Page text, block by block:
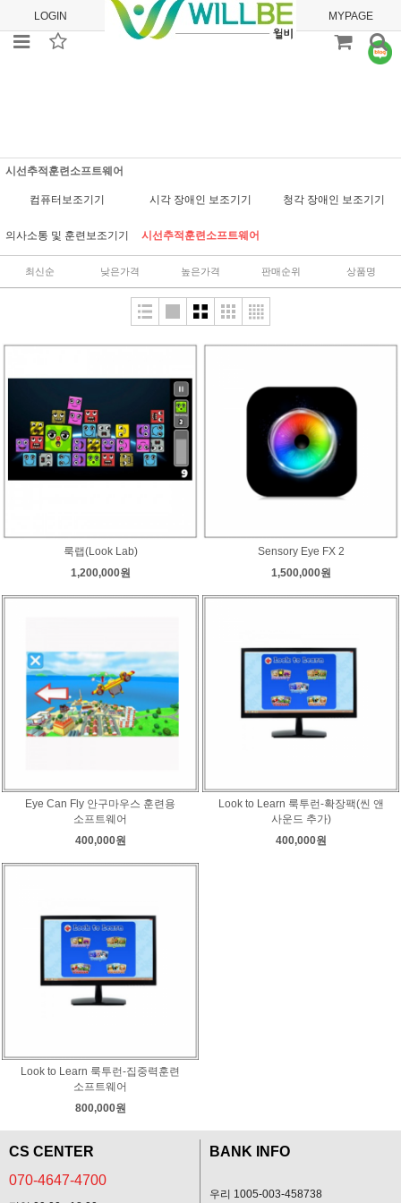
LOGIN JOIN ORDER MYPAGE
시선추적훈련소프트웨어
컴퓨터보조기기 시각 장애인 보조기기 청각 장애인 보조기기
의사소통 및 훈련보조기기 시선추적훈련소프트웨어
최신순 낮은가격 높은가격 판매순위 상품명
룩랩(Look Lab)
1,200,000원
Sensory Eye FX 2
1,500,000원
Eye Can Fly 안구마우스 훈련용
소프트웨어
400,000원
Look to Learn 룩투런-확장팩(씬 앤
사운드 추가)
400,000원
Look to Learn 룩투런-집중력훈련
소프트웨어
800,000원
CS CENTER
070-4647-4700
BANK INFO
우리 1005-003-458738